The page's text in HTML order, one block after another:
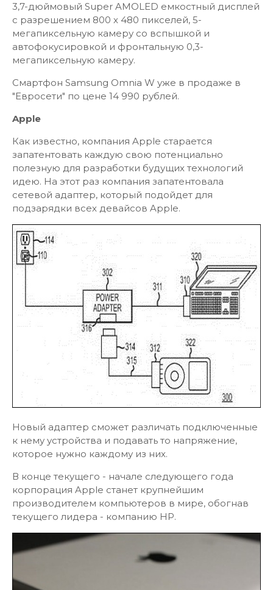
3,7-дюймовый Super AMOLED емкостный дисплей
с разрешением 800 х 480 пикселей, 5-
мегапиксельную камеру со вспышкой и
автофокусировкой и фронтальную 0,3-
мегапиксельную камеру.
Смартфон Samsung Omnia W уже в продаже в
"Евросети" по цене 14 990 рублей.
Apple
Как известно, компания Apple старается
запатентовать каждую свою потенциально
полезную для разработки будущих технологий
идею. На этот раз компания запатентовала
сетевой адаптер, который подойдет для
подзарядки всех девайсов Apple.
Новый адаптер сможет различать подключенные
к нему устройства и подавать то напряжение,
которое нужно каждому из них.
В конце текущего - начале следующего года
корпорация Apple станет крупнейшим
производителем компьютеров в мире, обогнав
текущего лидера - компанию HP.